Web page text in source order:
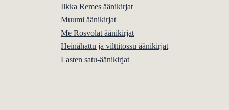
Ilkka Remes äänikirjat
Muumi äänikirjat
Me Rosvolat äänikirjat
Heinähattu ja vilttitossu äänikirjat
Lasten satu-äänikirjat